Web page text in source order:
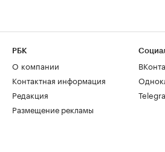
РБК
О компании
Контактная информация
Редакция
Размещение рекламы